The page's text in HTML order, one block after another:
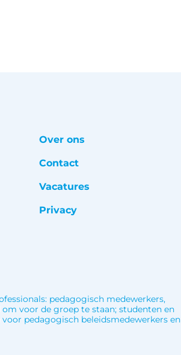
Over ons
Contact
Vacatures
Privacy
pedagogisch medewerkers,
voor de groep te staan; studenten en
pedagogisch beleidsmedewerkers en